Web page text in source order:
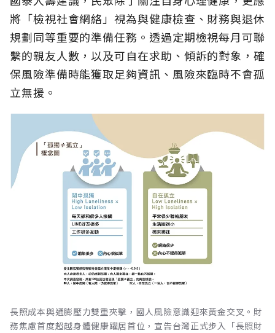
將「檢視社會網絡」視為與健康檢查、財務與退休
規劃同等重要的準備任務。透過定期檢視每月可聯
繫的親友人數，以及可自在求助、傾訴的對象，確
保風險準備時能獲取足夠資訊、風險來臨時不會孤
立無援。
長照成本與通膨壓力雙重夾擊，國人風險意識迎來黃金交叉。財
務焦慮首度超越身體健康躍居首位，宣告台灣正式步入「長照財